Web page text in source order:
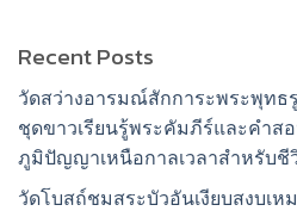
Recent Posts
วัดสว่างอารมณ์สักการะพระพุทธ
ชุดขาวเรียนรู้พระคัมภีร์และคำส
ภูมิปัญญาเหนือกาลเวลาสำหรับชี
วัดโบสถ์ชมสระบัวอันเงียบสงบเห